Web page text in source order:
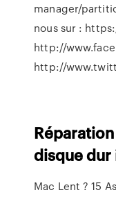
manager/
nous sur :
http://
http://
Réparation
disquedur
Mac Lent ? 15